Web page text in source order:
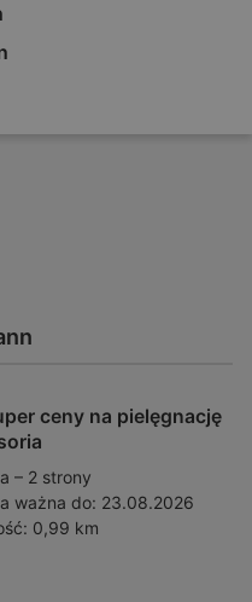
ceny na pielęgnację
– 2 strony
ważna do: 23.08.2026
0,99 km